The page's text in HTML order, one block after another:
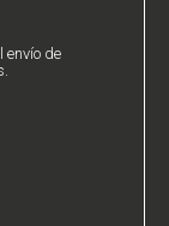
de